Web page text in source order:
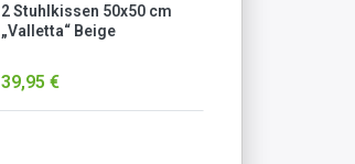
2 Stuhlkissen 50x50 cm
„Valletta“ Beige
39,95 €